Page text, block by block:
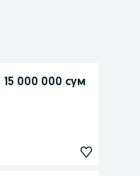
15 000 000 сум